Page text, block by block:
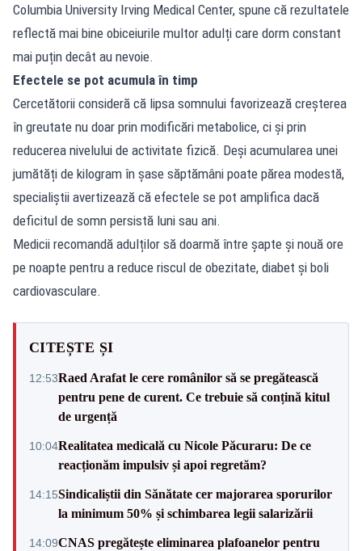
Columbia University Irving Medical Center, spune că rezultatele
reflectă mai bine obiceiurile multor adulți care dorm constant
mai puțin decât au nevoie.
Efectele se pot acumula în timp
Cercetătorii consideră că lipsa somnului favorizează creșterea
în greutate nu doar prin modificări metabolice, ci și prin
reducerea nivelului de activitate fizică. Deși acumularea unei
jumătăți de kilogram în șase săptămâni poate părea modestă,
specialiștii avertizează că efectele se pot amplifica dacă
deficitul de somn persistă luni sau ani.
Medicii recomandă adulților să doarmă între șapte și nouă ore
pe noapte pentru a reduce riscul de obezitate, diabet și boli
cardiovasculare.
CITEȘTE ȘI
12:53Raed Arafat le cere românilor să se pregătească
pentru pene de curent. Ce trebuie să conțină kitul
de urgență
10:04Realitatea medicală cu Nicole Păcuraru: De ce
reacționăm impulsiv și apoi regretăm?
14:15Sindicaliștii din Sănătate cer majorarea sporurilor
la minimum 50% și schimbarea legii salarizării
14:09CNAS pregătește eliminarea plafoanelor pentru